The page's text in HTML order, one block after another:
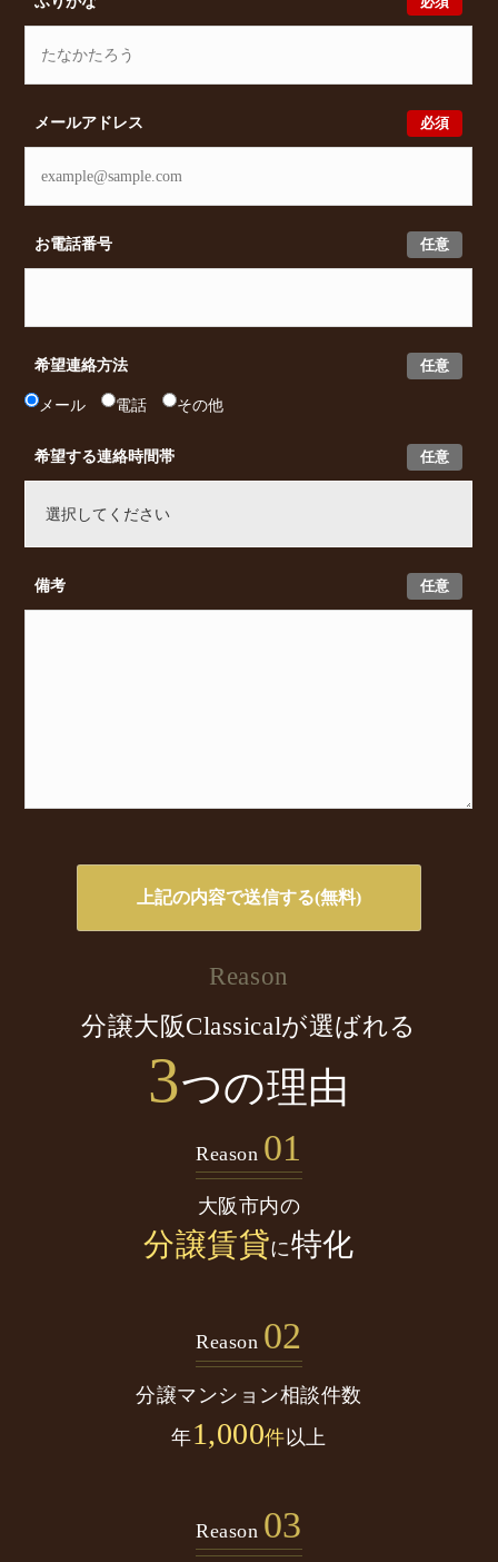
必須
メールアドレス
任意
お電話番号
任意
希望連絡方法
メール 電話 その他
任意
希望する連絡時間帯
任意
備考
Reason
分譲大阪Classicalが選ばれる
3つの理由
Reason 01
大阪市内の
分譲賃貸に特化
Reason 02
分譲マンション相談件数
年1,000件 以上
Reason 03